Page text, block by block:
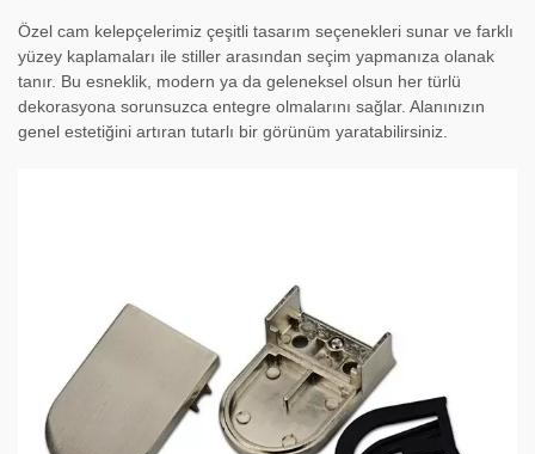
Özel cam kelepçelerimiz çeşitli tasarım seçenekleri sunar ve farklı
yüzey kaplamaları ile stiller arasından seçim yapmanıza olanak
tanır. Bu esneklik, modern ya da geleneksel olsun her türlü
dekorasyona sorunsuzca entegre olmalarını sağlar. Alanınızın
genel estetiğini artıran tutarlı bir görünüm yaratabilirsiniz.